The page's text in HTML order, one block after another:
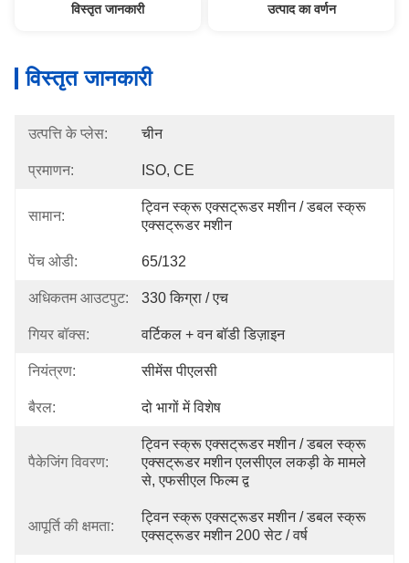
विस्तृत जानकारी उत्पाद का वर्णन
विस्तृत जानकारी
उत्पत्ति के प्लेस: चीन
प्रमाणन: ISO, CE
सामान:
ट्विन स्क्रू एक्सट्रूडर मशीन / डबल स्क्रू
एक्सट्रूडर मशीन
पेंच ओडी: 65/132
अधिकतम आउटपुट: 330 किग्रा / एच
गियर बॉक्स: वर्टिकल + वन बॉडी डिज़ाइन
नियंत्रण: सीमेंस पीएलसी
बैरल: दो भागों में विशेष
पैकेजिंग विवरण:
ट्विन स्क्रू एक्सट्रूडर मशीन / डबल स्क्रू
एक्सट्रूडर मशीन एलसीएल लकड़ी के मामले
से, एफसीएल फिल्म द्व
आपूर्ति की क्षमता:
ट्विन स्क्रू एक्सट्रूडर मशीन / डबल स्क्रू
एक्सट्रूडर मशीन 200 सेट / वर्ष